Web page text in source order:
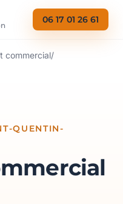
06 17 01 26 61
commercial/
QUENTIN-